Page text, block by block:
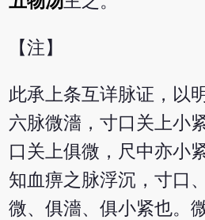
【注】
此承上条互详脉证，以
六脉微濇，寸口关上小
口关上俱微，尺中亦小
知血痹之脉浮沉，寸口
微、俱濇、俱小紧也。